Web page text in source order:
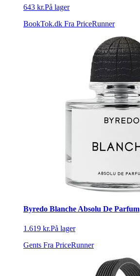
643 kr.På lager
BookTok.dk Fra PriceRunner
Byredo Blanche Absolu De Parfum
1.619 kr.På lager
Gents Fra PriceRunner